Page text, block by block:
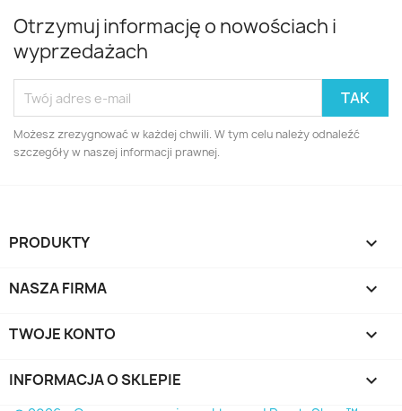
Otrzymuj informację o nowościach i
wyprzedażach
Możesz zrezygnować w każdej chwili. W tym celu należy odnaleźć
szczegóły w naszej informacji prawnej.
PRODUKTY 
NASZA FIRMA 
TWOJE KONTO 
INFORMACJA O SKLEPIE keyboard_arrow_down